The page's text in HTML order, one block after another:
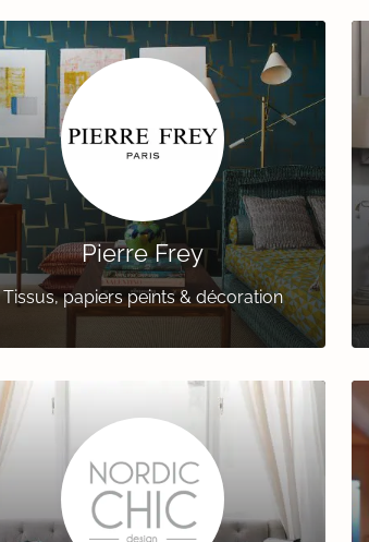
Pierre Frey
Tissus, papiers peints & décoration